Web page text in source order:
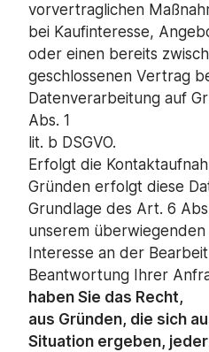
vorvertraglichen
bei Kaufinteresse,
oder einen bereits
geschlossenen Vertrag
Datenverarbeitung auf
Abs. 1
lit. b DSGVO.
Erfolgt die
Gründen erfolgt diese
Grundlage des Art. 6
unserem
Interesse an der
Beantwortung Ihrer
haben Sie das Recht,
aus Gründen, die sich
Situation ergeben,